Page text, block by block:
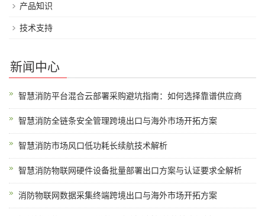
产品知识
技术支持
新闻中心
智慧消防平台混合云部署采购避坑指南：如何选择靠谱供应商
智慧消防全链条安全管理跨境出口与海外市场开拓方案
智慧消防市场风口低功耗长续航技术解析
智慧消防物联网硬件设备批量部署出口方案与认证要求全解析
消防物联网数据采集终端跨境出口与海外市场开拓方案